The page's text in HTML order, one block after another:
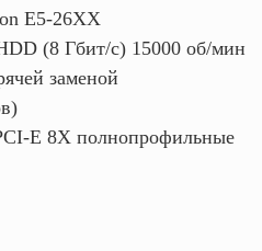
E5-26XX
(8 Гбит/с) 15000 об/мин
заменой
E 8X полнопрофильные